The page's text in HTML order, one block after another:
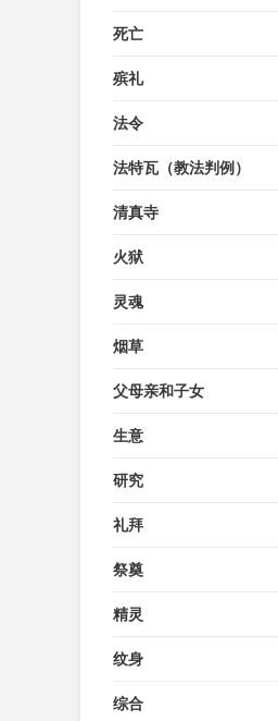
死亡
殡礼
法令
法特瓦（教法判例）
清真寺
火狱
灵魂
烟草
父母亲和子女
生意
研究
礼拜
祭奠
精灵
纹身
综合